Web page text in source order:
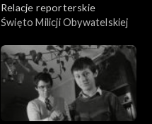
Relacje reporterskie
Święto Milicji Obywatelskiej